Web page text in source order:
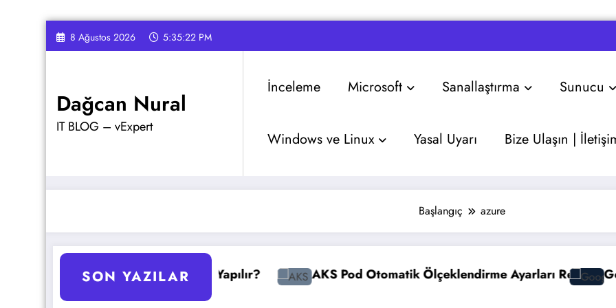
İçeriğe
atla
8 Ağustos 2026 5:35:23 PM
Dağcan Nural
IT BLOG – vExpert
İnceleme Microsoft Sanallaştırma Sunucu
Windows ve Linux Yasal Uyarı Bize Ulaşın |
Başlangıç azure
SON YAZILAR
GPO Yedekleme Nasıl Yapılır? AKS Pod Otomatik Ölçeklendirme Ayarları RehberiGoogle Gemini